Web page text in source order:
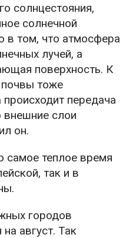
солнцестояния,
солнечной
в том, что атмосфера
лучей, а
поверхность. К
тоже
передача
внешние слои
он.
самое теплое время
так и в
городов
август. Так